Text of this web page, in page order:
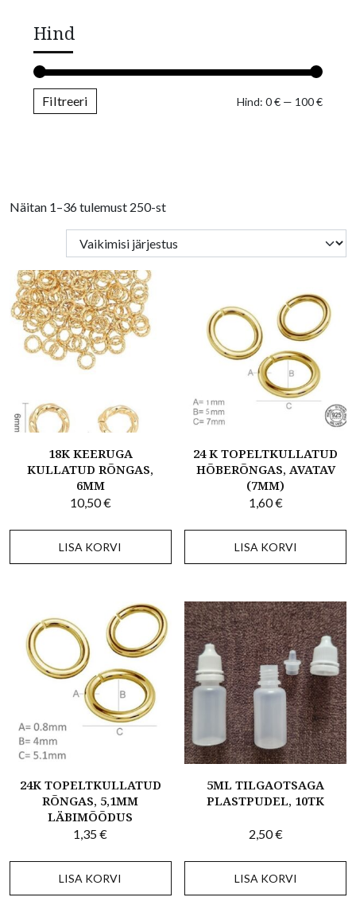
Näitan 1–36 tulemust 250-st
18K KEERUGA
KULLATUD RÕNGAS,
6MM
10,50€
LISA KORVI
24 K TOPELTKULLATUD
HÕBERÕNGAS, AVATAV
(7MM)
1,60€
LISA KORVI
24K TOPELTKULLATUD
RÕNGAS, 5,1MM
LÄBIMÕÕDUS
1,35€
LISA KORVI
5ML TILGAOTSAGA
PLASTPUDEL, 10TK
2,50€
LISA KORVI
Hind
Filtreeri Hind: 0 € — 100 €